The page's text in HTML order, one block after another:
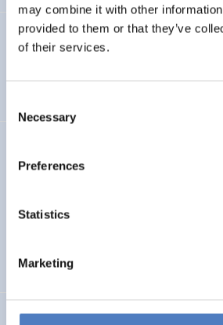
may combine it with other
provided to them or that they’ve
of their services.
Selection
Necessary
Preferences
Statistics
Marketing
MOUNTRESILIENCE
Circular Systemic Solutions: Plastic,
…